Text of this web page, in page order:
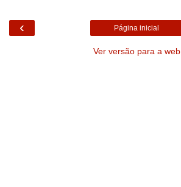
‹ Página inicial
Ver versão para a web